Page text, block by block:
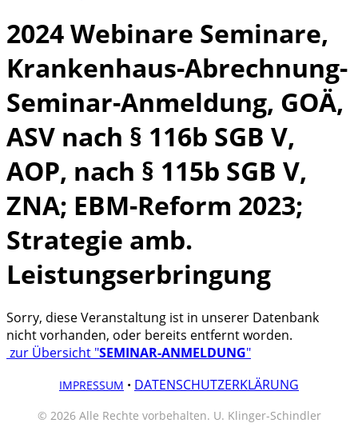
2024 Webinare Seminare,
Krankenhaus-Abrechnung-
Seminar-Anmeldung, GOÄ,
ASV nach § 116b SGB V,
AOP, nach § 115b SGB V,
ZNA; EBM-Reform 2023;
Strategie amb.
Leistungserbringung
Sorry, diese Veranstaltung ist in unserer Datenbank
nicht vorhanden, oder bereits entfernt worden.
zur Übersicht "SEMINAR-ANMELDUNG"
IMPRESSUM • DATENSCHUTZERKLÄRUNG
© 2026 Alle Rechte vorbehalten. U. Klinger-Schindler